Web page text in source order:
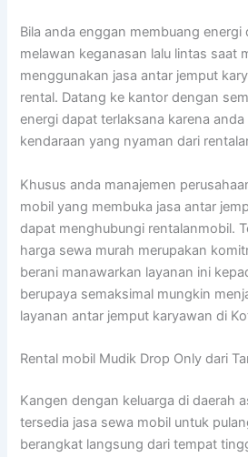
Bila anda enggan membuang energi
melawan keganasan lalu lintas saat
menggunakan jasa antar jemput
rental. Datang ke kantor dengan
energi dapat terlaksana karena
kendaraan yang nyaman dari
Khusus anda manajemen
mobil yang membuka jasa antar
dapat menghubungi rentalanmobil.
harga sewa murah merupakan
berani manawarkan layanan ini
berupaya semaksimal mungkin
layanan antar jemput karyawan di
Rental mobil Mudik Drop Only dari
Kangen dengan keluarga di daerah
tersedia jasa sewa mobil untuk
berangkat langsung dari tempat